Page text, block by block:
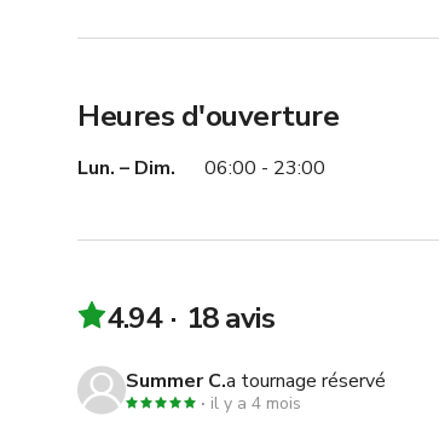
https://giggster.com/listing/yoga-studio-
6.
7.
Heures d'ouverture
Lun. – Dim. 06:00 - 23:00
4.94 18 avis
Summer C.a tournage réservé
il y a 4 mois